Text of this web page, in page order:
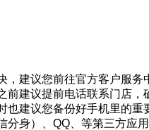
，建议您前往官方客户服务
前建议提前电话联系门店，
也建议您备份好手机里的重
分身）、QQ、等第三方应用